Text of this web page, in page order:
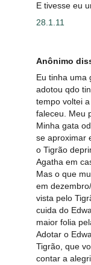
E tivesse eu
28.1.11
Anônimo
Eu tinha uma
adotou qdo
tempo voltei
faleceu. Meu
Minha gata
se aproximar
o Tigrão
Agatha em
Mas o que
em
vista pelo
cuida do
maior folia
Adotar o
Tigrão, que
contar a